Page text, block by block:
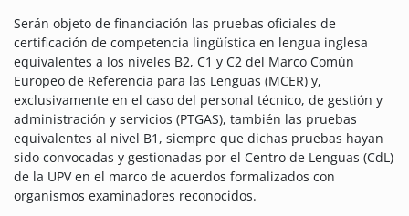
Serán objeto de financiación las pruebas oficiales de
certificación de competencia lingüística en lengua inglesa
equivalentes a los niveles B2, C1 y C2 del Marco Común
Europeo de Referencia para las Lenguas (MCER) y,
exclusivamente en el caso del personal técnico, de gestión y
administración y servicios (PTGAS), también las pruebas
equivalentes al nivel B1, siempre que dichas pruebas hayan
sido convocadas y gestionadas por el Centro de Lenguas (CdL)
de la UPV en el marco de acuerdos formalizados con
organismos examinadores reconocidos.